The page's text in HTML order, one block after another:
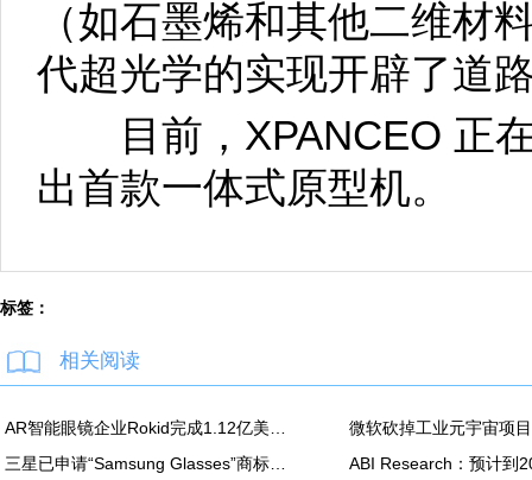
（如石墨烯和其他二维材
代超光学的实现开辟了道
目前，XPANCEO 正在
出首款一体式原型机。
标签：
相关阅读